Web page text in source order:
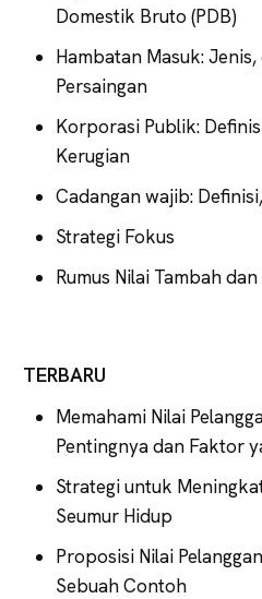
Domestik Bruto (PDB)
Hambatan Masuk:
Persaingan
Korporasi Publik:
Kerugian
Cadangan wajib:
Strategi Fokus
Rumus Nilai Tambah
TERBARU
Memahami Nilai
Pentingnya dan Faktor
Strategi untuk
Seumur Hidup
Proposisi Nilai
Sebuah Contoh